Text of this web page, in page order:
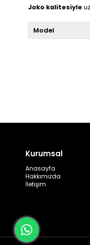
Joko kalitesiyle
Model
Kurumsal
Anasayfa
Hakkımızda
İletişim